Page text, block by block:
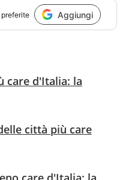
Aggiungi
care d'Italia: la
città più care